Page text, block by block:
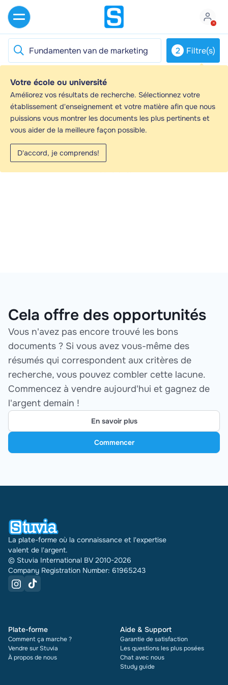
2 Filtre(s)
Votre école ou université
Améliorez vos résultats de recherche. Sélectionnez votre
établissement d'enseignement et votre matière afin que nous
puissions vous montrer les documents les plus pertinents et
vous aider de la meilleure façon possible.
D'accord, je comprends!Aucun résultat trouvé
Essayez d’ajuster vos filtres ou votre requête de
Cela offre des opportunités
Vous n'avez pas encore trouvé les bons
documents ? Si vous avez vous-même des
résumés qui correspondent aux critères de
recherche, vous pouvez combler cette lacune.
Commencez à vendre aujourd'hui et gagnez de
l'argent demain !
En savoir plus
Commencer
La plate-forme où la connaissance et l'expertise
valent de l'argent.
© Stuvia International BV 2010-2026
Company Registration Number: 61965243
Plate-forme
Comment ça marche ?
Vendre sur Stuvia
À propos de nous
Aide & Support
Garantie de satisfaction
Les questions les plus posées
Chat avec nous
Study guide